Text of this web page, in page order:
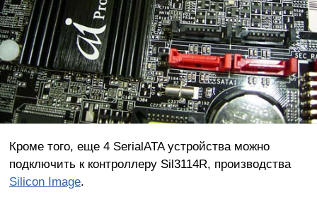
Кроме того, еще 4 SerialATA устройства можно
подключить к контроллеру Sil3114R, производства
Silicon Image.